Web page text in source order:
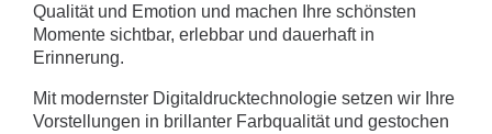
Qualität und Emotion und machen Ihre schönsten
Momente sichtbar, erlebbar und dauerhaft in
Erinnerung.
Mit modernster Digitaldrucktechnologie setzen wir Ihre
Vorstellungen in brillanter Farbqualität und gestochen